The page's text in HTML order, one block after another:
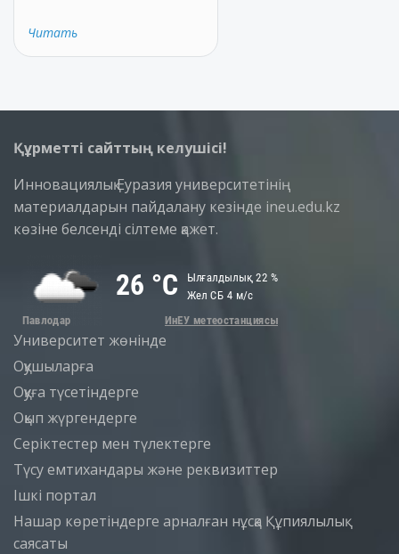
Читать
Құрметті сайттың келушісі!
Инновациялық Еуразия университетінің
материалдарын пайдалану кезінде ineu.edu.kz
көзіне белсенді сілтеме қажет.
Университет жөнінде
Оқушыларға
Оқуға түсетіндерге
Оқып жүргендерге
Серіктестер мен түлектерге
Түсу емтихандары және реквизиттер
Iшкi портал
Нашар көретіндерге арналған нұсқа Құпиялылық
саясаты